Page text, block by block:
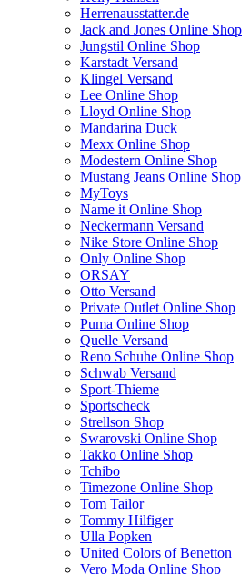
Herrenausstatter.de
Jack and Jones Online Shop
Jungstil Online Shop
Karstadt Versand
Klingel Versand
Lee Online Shop
Lloyd Online Shop
Mandarina Duck
Mexx Online Shop
Modestern Online Shop
Mustang Jeans Online Shop
MyToys
Name it Online Shop
Neckermann Versand
Nike Store Online Shop
Only Online Shop
ORSAY
Otto Versand
Private Outlet Online Shop
Puma Online Shop
Quelle Versand
Reno Schuhe Online Shop
Schwab Versand
Sport-Thieme
Sportscheck
Strellson Shop
Swarovski Online Shop
Takko Online Shop
Tchibo
Timezone Online Shop
Tom Tailor
Tommy Hilfiger
Ulla Popken
United Colors of Benetton
Vero Moda Online Shop